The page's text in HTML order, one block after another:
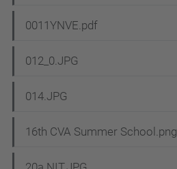
0011YNVE.pdf
012_0.JPG
014.JPG
16th CVA Summer School.png